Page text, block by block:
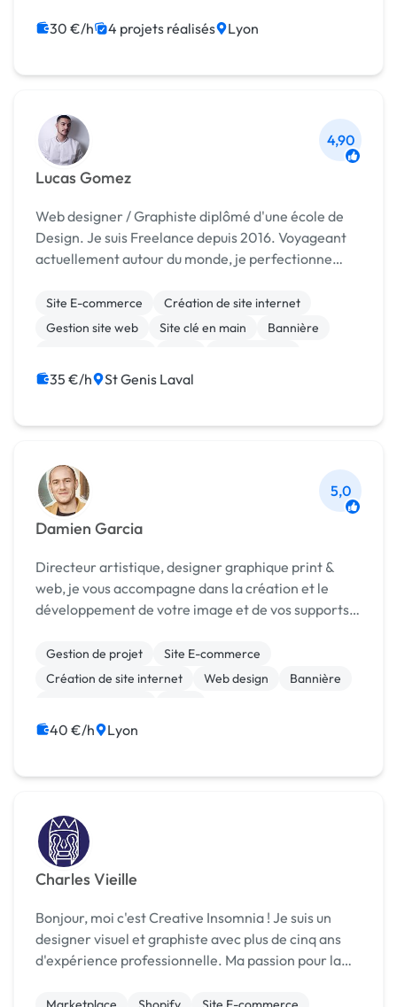
30 €/h 4 projets réalisés Lyon
Lucas Gomez
4,90
Web designer / Graphiste diplômé d'une école de
Design. Je suis Freelance depuis 2016. Voyageant
actuellement autour du monde, je perfectionne
voyages et de mes rencontres. J'aime créer un lien
avec me...
Site E-commerce
Création de site internet
Gestion site web
Site clé en main
Bannière
Photoshop
Print (flyer, plaquette, affiche...)
35 €/h St Genis Laval
Damien Garcia
5,0
Directeur artistique, designer graphique print &
web, je vous accompagne dans la création et le
développement de votre image et de vos supports
Gestion de projet
Site E-commerce
Création de site internet
Web design
Bannière
Print (flyer, plaquette, affiche...)
40 €/h Lyon
Charles Vieille
Bonjour, moi c'est Creative Insomnia ! Je suis un
designer visuel et graphiste avec plus de cinq ans
d'expérience professionnelle. Ma passion pour la
conception de logos, de sites web, d'illustrat...